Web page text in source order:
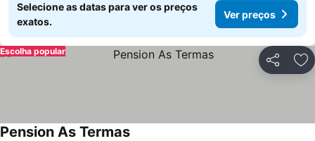
Selecione as datas para ver os preços
exatos.
Ver preços
Partilhar
Escolha popular
Pension As Termas